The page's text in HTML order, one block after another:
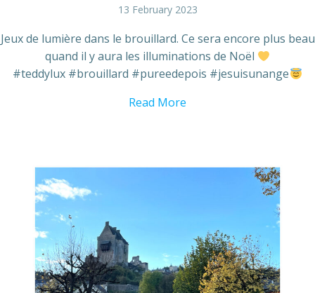
13 February 2023
Jeux de lumière dans le brouillard. Ce sera encore plus beau
quand il y aura les illuminations de Noël
#teddylux #brouillard #pureedepois #jesuisunange
Read More